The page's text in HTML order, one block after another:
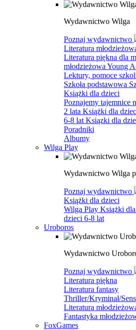
Wydawnictwo Wilga
Poznaj wydawnictwo
Literatura
Literatura piękna dla
młodzieżowa Young
Lektury, pomoce
Szkoła podstawowa
Książki dla dzieci
Poznajemy tajemnice
2 lata Książki dla
6-8 lat Ksiązki dla
Poradniki
Albumy
Wilga Play
Wydawnictwo Wilga
Poznaj wydawnictwo
Książki dla dzieci
Wilga Play Książki
dzieci 6-8 lat
Uroboros
Wydawnictwo
Poznaj wydawnictwo
Literatura piękna
Literatura fantasy
Thriller/Kryminał/
Literatura
Fantastyka
FoxGames